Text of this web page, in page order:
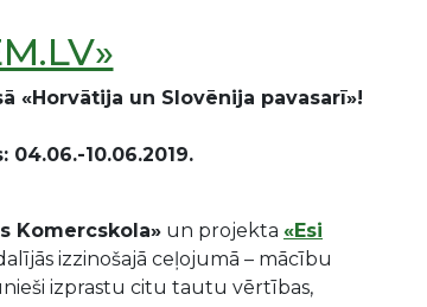
«Horvātija un Slovēnija pavasarī»!
10.06.2019.
Komercskola» un projekta «Esi
izzinošajā ceļojumā – mācību
izprastu citu tautu vērtības,